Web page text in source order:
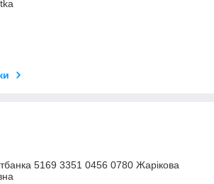
5169 3351 0456 0780 Жарікова